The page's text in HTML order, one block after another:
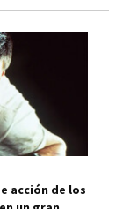
acción de los